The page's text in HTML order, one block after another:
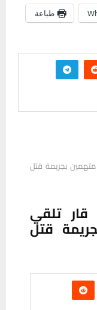
طباعة
بجريمة قتل
تلقي
قتل